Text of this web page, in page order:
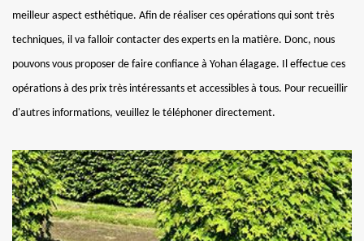
meilleur aspect esthétique. Afin de réaliser ces opérations qui sont très
techniques, il va falloir contacter des experts en la matière. Donc, nous
pouvons vous proposer de faire confiance à Yohan élagage. Il effectue ces
opérations à des prix très intéressants et accessibles à tous. Pour recueillir
d'autres informations, veuillez le téléphoner directement.